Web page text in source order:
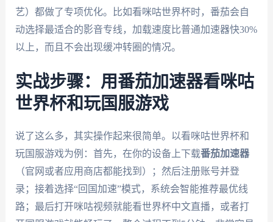
艺）都做了专项优化。比如看咪咕世界杯时，番茄会自
动选择最适合的影音专线，加载速度比普通加速器快30%
以上，而且不会出现缓冲转圈的情况。
实战步骤：用番茄加速器看咪咕
世界杯和玩国服游戏
说了这么多，其实操作起来很简单。以看咪咕世界杯和
玩国服游戏为例：首先，在你的设备上下载番茄加速器
（官网或者应用商店都能找到）；然后注册账号并登
录；接着选择“回国加速”模式，系统会智能推荐最优线
路；最后打开咪咕视频就能看世界杯中文直播，或者打